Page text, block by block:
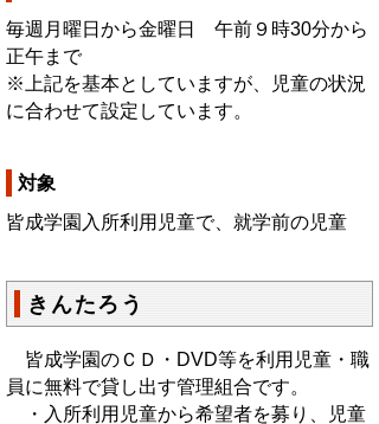
毎週月曜日から金曜日 午前９時30分から
正午まで
※上記を基本としていますが、児童の状況
に合わせて設定しています。
対象
皆成学園入所利用児童で、就学前の児童
きんたろう
皆成学園のＣＤ・DVD等を利用児童・職
員に無料で貸し出す管理組合です。
・入所利用児童から希望者を募り、児童